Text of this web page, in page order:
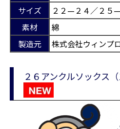
サイズ
２２—２４／２５
素材
綿
製造元
株式会社ウィンプ
２６アンクルソックス